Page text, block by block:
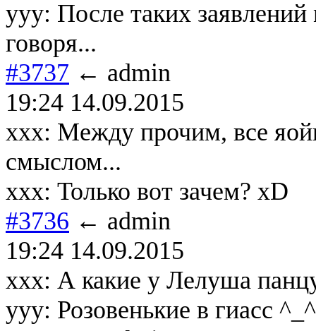
ууу: После таких
говоря...
#3737 ← admin
19:24 14.09.2015
ххх: Между прочим, все
смыслом...
ххх: Только вот зачем? xD
#3736 ← admin
19:24 14.09.2015
xxx: А какие у Лелуша
yyy: Розовенькие в гиасс ^_^